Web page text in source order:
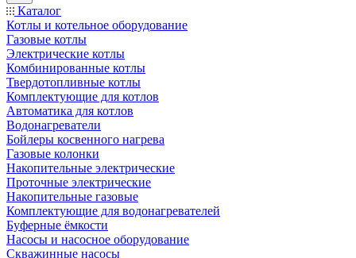
Каталог
Котлы и котельное оборудование
Газовые котлы
Электрические котлы
Комбинированные котлы
Твердотопливные котлы
Комплектующие для котлов
Автоматика для котлов
Водонагреватели
Бойлеры косвенного нагрева
Газовые колонки
Накопительные электрические
Проточные электрические
Накопительные газовые
Комплектующие для водонагревателей
Буферные ёмкости
Насосы и насосное оборудование
Скважинные насосы